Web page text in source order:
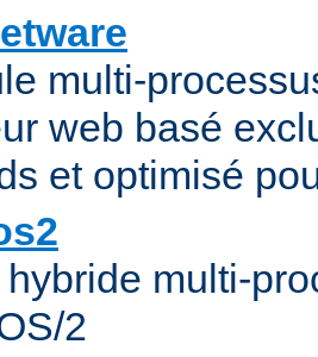
multi-
web basé
et optimisé
hybride multi-
2